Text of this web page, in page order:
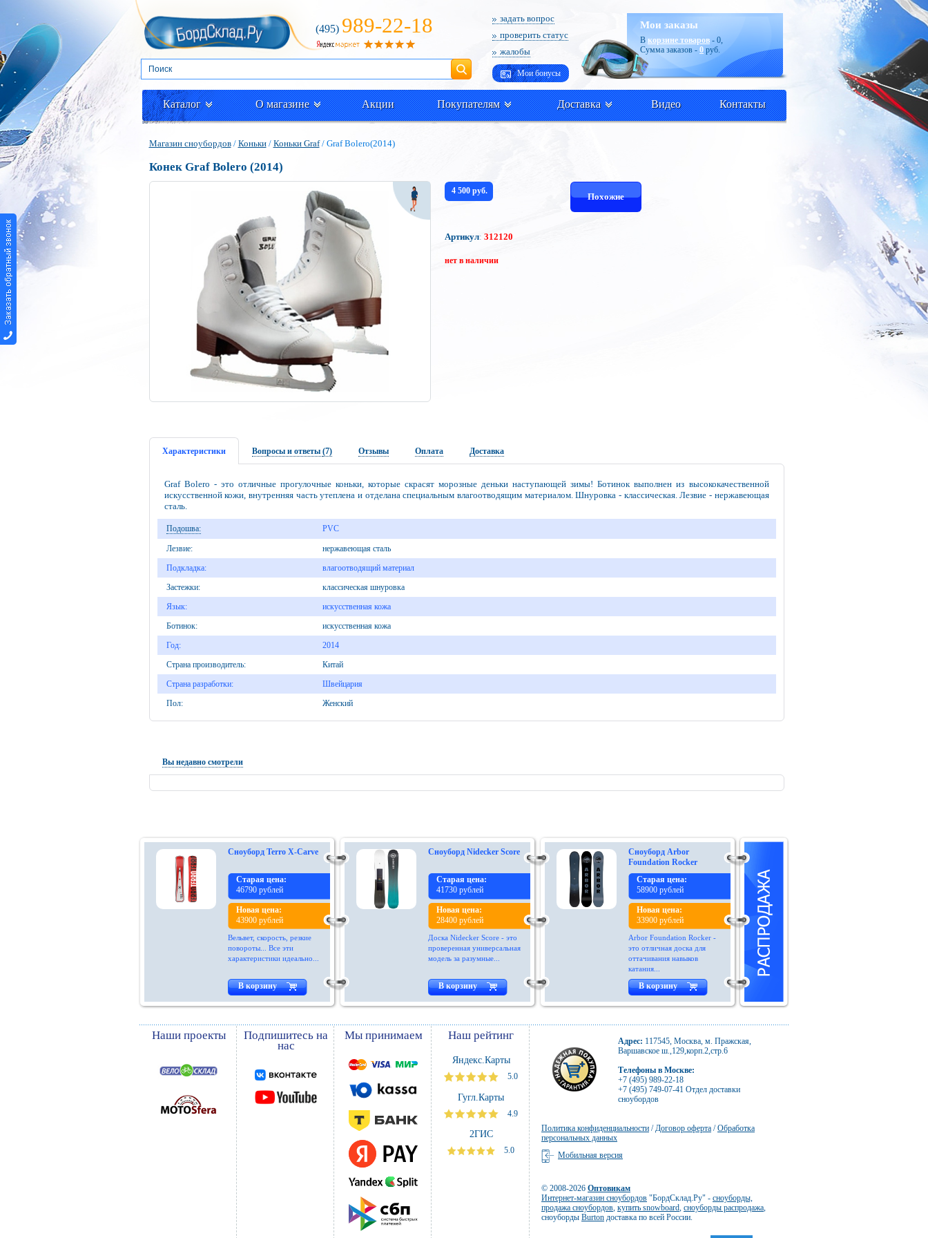
(495) 989-22-18 Мои заказы
В корзине товаров - 0,
Сумма заказов - 0 руб.
задать вопрос
проверить статус
жалобы
Мои бонусы
Поиск
Каталог О магазине Акции Покупателям Доставка Видео Контакты
Магазин сноубордов/ Коньки/ Коньки Graf/ Graf Bolero(2014)
Конек Graf Bolero (2014)
4 500 руб.
Похожие
Артикул: 312120
нет в наличии
Характеристики Вопросы и ответы (7) Отзывы Оплата Доставка
Graf Bolero - это отличные прогулочные коньки, которые скрасят морозные деньки наступающей зимы! Ботинок выполнен из высококачественной
искусственной кожи, внутренняя часть утеплена и отделана специальным влагоотводящим материалом. Шнуровка - классическая. Лезвие - нержавеющая
сталь.
Подошва: PVC
Лезвие:
нержавеющая сталь
Подкладка:
влагоотводящий материал
Застежки:
классическая шнуровка
Язык:
искусственная кожа
Ботинок:
искусственная кожа
Год:
2014
Страна производитель:
Китай
Страна разработки:
Швейцария
Пол:
Женский
Вы недавно смотрели
Сноуборд Terro X-Carve
Старая цена:
46790 рублей
Новая цена:
43900 рублей
Вельвет, скорость, резкие
повороты... Все эти
характеристики идеально...
В корзину
Сноуборд Nidecker Score
Старая цена:
41730 рублей
Новая цена:
28400 рублей
Доска Nidecker Score - это
проверенная универсальная
модель за разумные...
В корзину
Сноуборд Arbor
Foundation Rocker
Старая цена:
58900 рублей
Новая цена:
33900 рублей
Arbor Foundation Rocker -
это отличная доска для
оттачивания навыков
катания...
В корзину
Наши проекты Подпишитесь на
нас
Мы принимаем Наш рейтинг
Яндекс.Карты
5.0
Гугл.Карты
4.9
2ГИС
5.0
Адрес: 117545, Москва, м. Пражская,
Варшавское ш.,129,корп.2,стр.6
Телефоны в Москве:
+7 (495) 989-22-18
+7 (495) 749-07-41 Отдел доставки
сноубордов
Политика конфиденциальности /Договор оферта /Обработка
персональных данных
Мобильная версия
© 2008-2026 Оптовикам
Интернет-магазин сноубордов "БордСклад.Ру" - сноуборды,
продажа сноубордов, купить snowboard, сноуборды распродажа,
сноуборды Burton доставка по всей России.